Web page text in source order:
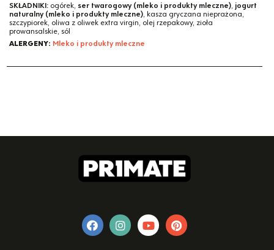
SKŁADNIKI: ogórek, ser twarogowy (mleko i produkty mleczne), jogurt
naturalny (mleko i produkty mleczne), kasza gryczana nieprażona,
szczypiorek, oliwa z oliwek extra virgin, olej rzepakowy, zioła
prowansalskie, sól
ALERGENY: Mleko i produkty mleczne